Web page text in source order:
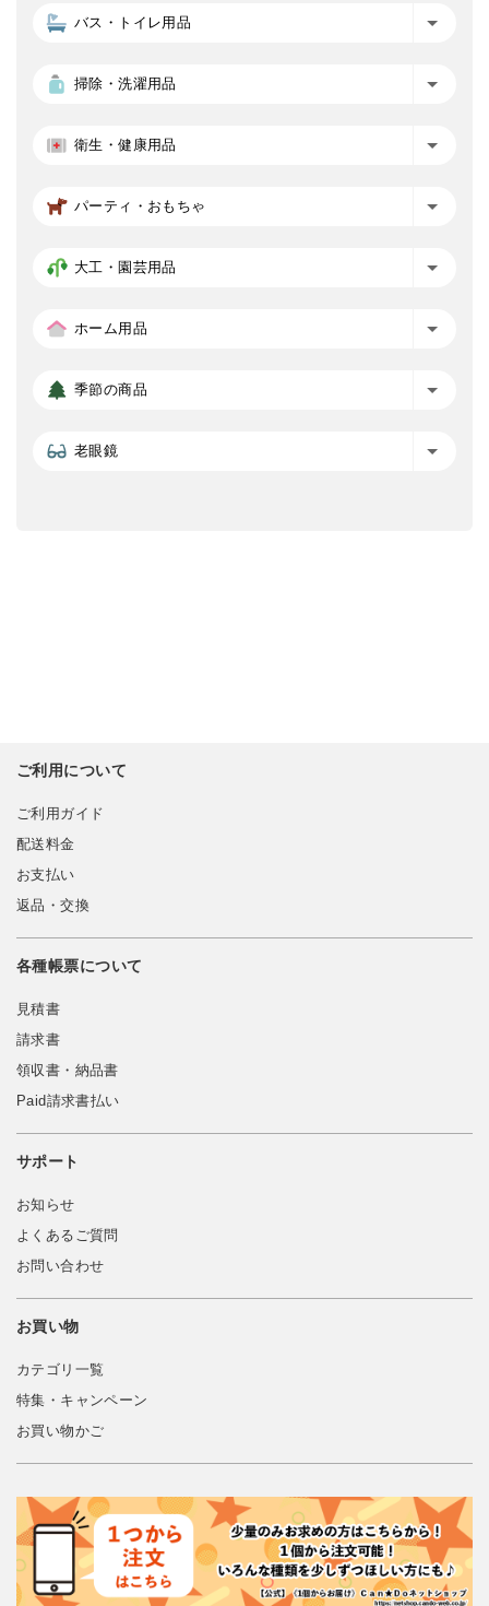
バス・トイレ用品
掃除・洗濯用品
衛生・健康用品
パーティ・おもちゃ
大工・園芸用品
ホーム用品
季節の商品
老眼鏡
ご利用について
ご利用ガイド
配送料金
お支払い
返品・交換
各種帳票について
見積書
請求書
領収書・納品書
Paid請求書払い
サポート
お知らせ
よくあるご質問
お問い合わせ
お買い物
カテゴリ一覧
特集・キャンペーン
お買い物かご